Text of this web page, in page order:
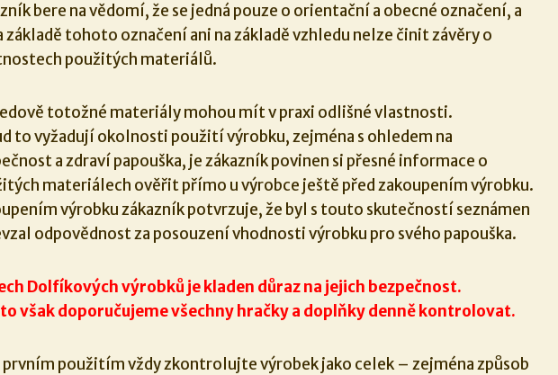
bere na vědomí, že se jedná pouze o orientační a obecné označení, a
základě tohoto označení ani na základě vzhledu nelze činit závěry o
použitých materiálů.
totožné materiály mohou mít v praxi odlišné vlastnosti.
to vyžadují okolnosti použití výrobku, zejména s ohledem na
a zdraví papouška, je zákazník povinen si přesné informace o
materiálech ověřit přímo u výrobce ještě před zakoupením výrobku.
výrobku zákazník potvrzuje, že byl s touto skutečností seznámen
odpovědnost za posouzení vhodnosti výrobku pro svého papouška.
Dolfíkových výrobků je kladen důraz na jejich bezpečnost.
však doporučujeme všechny hračky a doplňky denně kontrolovat.
prvním použitím vždy zkontrolujte výrobek jako celek – zejména způsob